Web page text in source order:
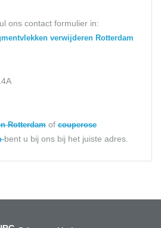
ons contact formulier in:
verwijderen Rotterdam
Rotterdam of couperose
bent u bij ons bij het juiste adres.